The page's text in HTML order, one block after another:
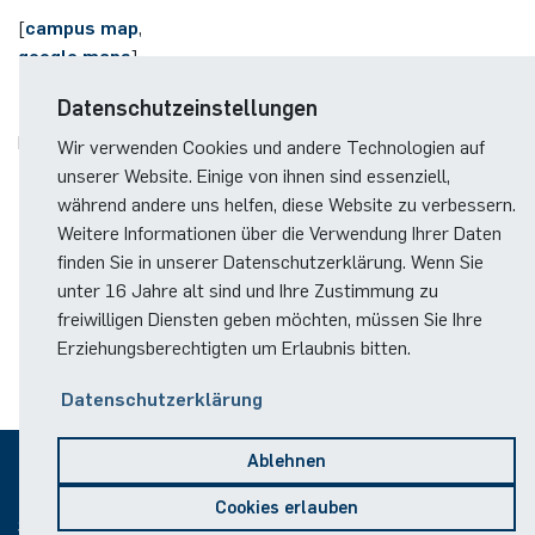
[campus map,
google maps]
room:
IB 2/161
email:
chiara.giardino(at)rub.de
Sitemap Impressum Datenschutz
Datenschutzeinstellungen
Wir verwenden Cookies und andere Technologien auf
unserer Website. Einige von ihnen sind essenziell,
während andere uns helfen, diese Website zu verbessern.
Weitere Informationen über die Verwendung Ihrer Daten
finden Sie in unserer Datenschutzerklärung. Wenn Sie
unter 16 Jahre alt sind und Ihre Zustimmung zu
freiwilligen Diensten geben möchten, müssen Sie Ihre
Erziehungsberechtigten um Erlaubnis bitten.
Datenschutzerklärung
Ablehnen
Cookies erlauben
Computer Programs
Oberseminar dynamical systems
Calendar
Annika Schulte
Kim Fenrich
Laura Geldermann
Dorothea Plätz
Farhad Razeghpour
Dr. Benjamin Schulz-Rosenberger
Rahul Raphael Kanekar
Marius Kroll
Sebastian Kühnert
Thomas Lam
Zoe Kristin Lange
Bufan Li
Presse
German)
International Studies